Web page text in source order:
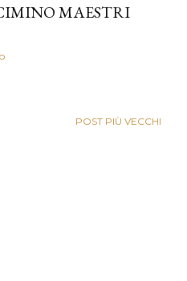
MAESTRI
POST PIÙ VECCHI